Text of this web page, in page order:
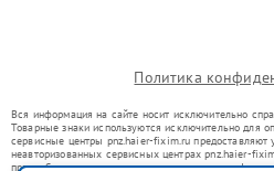
Политика
Вся информация на сайте носит исключительно
Товарные знаки используются исключительно для
сервисные центры pnz.haier-fixim.ru предоставляют
неавторизованных сервисных центрах pnz.haier-
правообладателями товарных знаков или их